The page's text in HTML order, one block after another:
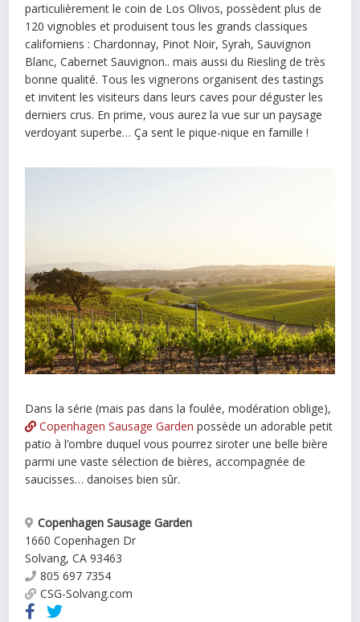
particulièrement le coin de Los Olivos, possèdent plus de
120 vignobles et produisent tous les grands classiques
californiens : Chardonnay, Pinot Noir, Syrah, Sauvignon
Blanc, Cabernet Sauvignon.. mais aussi du Riesling de très
bonne qualité. Tous les vignerons organisent des tastings
et invitent les visiteurs dans leurs caves pour déguster les
derniers crus. En prime, vous aurez la vue sur un paysage
verdoyant superbe… Ça sent le pique-nique en famille !
Dans la série (mais pas dans la foulée, modération oblige),
Copenhagen Sausage Garden possède un adorable petit
patio à l’ombre duquel vous pourrez siroter une belle bière
parmi une vaste sélection de bières, accompagnée de
saucisses… danoises bien sûr.
Copenhagen Sausage Garden
1660 Copenhagen Dr
Solvang, CA 93463
805 697 7354
CSG-Solvang.com